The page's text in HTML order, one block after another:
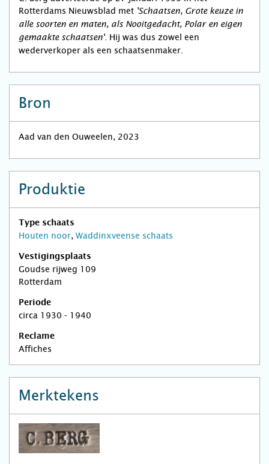
Rotterdams Nieuwsblad met 'Schaatsen, Grote keuze in
alle soorten en maten, als Nooitgedacht, Polar en eigen
gemaakte schaatsen'. Hij was dus zowel een
wederverkoper als een schaatsenmaker.
Bron
Aad van den Ouweelen, 2023
Produktie
Type schaats
Houten noor, Waddinxveense schaats
Vestigingsplaats
Goudse rijweg 109
Rotterdam
Periode
circa 1930 - 1940
Reclame
Affiches
Merktekens